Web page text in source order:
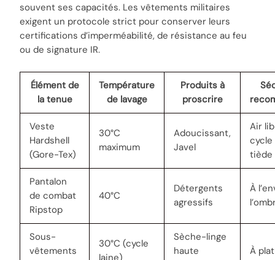
souvent ses capacités. Les vêtements militaires
exigent un protocole strict pour conserver leurs
certifications d’imperméabilité, de résistance au feu
ou de signature IR.
Élément de
la tenue
Température
de lavage
Produits à
proscrire
Veste
Hardshell
(Gore-Tex)
30°C
maximum
Adoucissant,
Javel
Air
tiède
Pantalon
de combat
Ripstop
40°C
Détergents
agressifs
À
Sous-
vêtements
30°C (cycle
laine)
Sèche-linge
haute
À plat